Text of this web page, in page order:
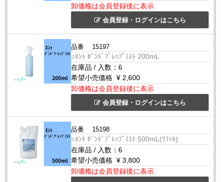
●ミドル～ハイダメージ向け
卸価格は会員登録後に表示
会員登録・ログインはこちら
品番 15197
○ﾈﾝﾄ ﾎﾞﾝﾄﾞﾌﾟﾚｯﾌﾟﾐｽﾄ 200mL
在庫品 / 入数：6
希望小売価格 ¥ 2,600
卸価格は会員登録後に表示
会員登録・ログインはこちら
品番 15198
○ﾈﾝﾄ ﾎﾞﾝﾄﾞﾌﾟﾚｯﾌﾟﾐｽﾄ 500mL(ﾘﾌｨﾙ)
在庫品 / 入数：6
希望小売価格 ¥ 3,800
卸価格は会員登録後に表示